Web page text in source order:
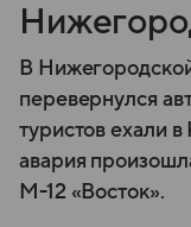
В
перевернулся
туристов ехали
авария
М-12 «Восток».